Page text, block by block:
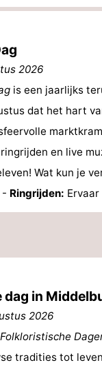
2026
is een jaarlijks
dat het hart
en live
Wat kun je
- Ringrijden:
in
2026
Folkloristische
tradities tot